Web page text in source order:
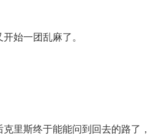
始一团乱麻了。
斯终于能能问到回去的路了，